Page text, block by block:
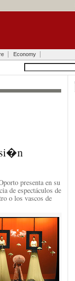
Economy
presenta en su
de espectáculos de
o los vascos de